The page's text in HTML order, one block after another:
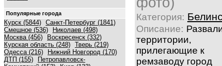
Популярные города
Курск (5844) Санкт-Петербург (1841)
Смешное (536)
Николаев (498)
Москва (456)
Воскресенск (332)
Курская область (248) Тверь (219)
Одесса (216)
Нижний Новгород (170)
ДТП (155)
Петропавловск-
Категория:
Описание:
территории,
прилегающие к
ремзаводу город